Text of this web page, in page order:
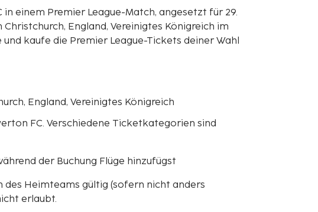
einem Premier League-Match, angesetzt für 29.
England, Vereinigtes Königreich im
kaufe die Premier League-Tickets deiner Wahl
England, Vereinigtes Königreich
FC. Verschiedene Ticketkategorien sind
der Buchung Flüge hinzufügst
Heimteams gültig (sofern nicht anders
erlaubt.